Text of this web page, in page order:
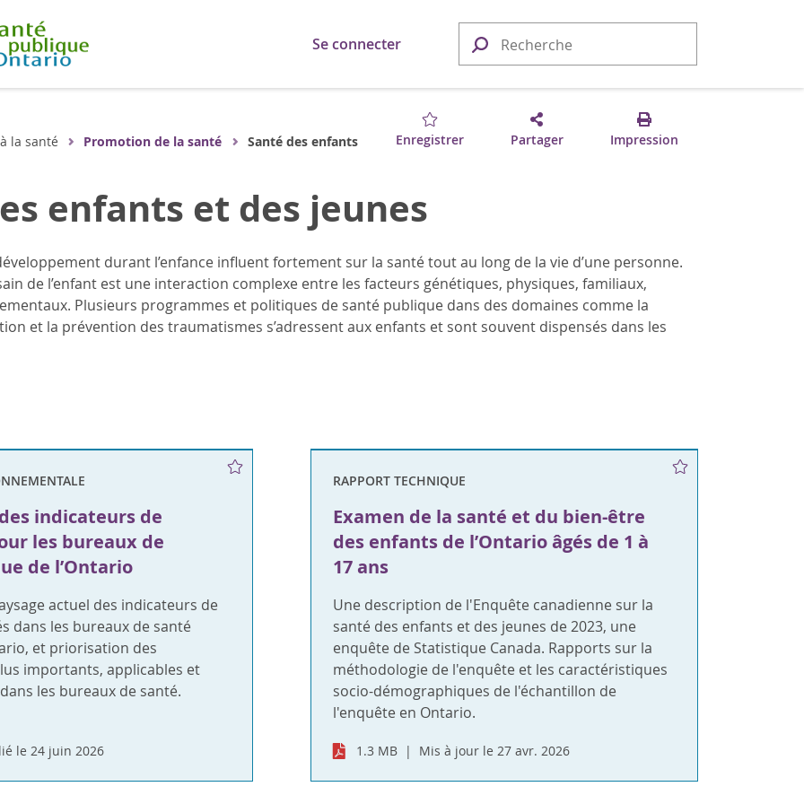
Se connecter
Enregistrer Partager Impression
la santé Promotion de la santé
Santé des enfants et des
enfants et des jeunes
durant l’enfance influent fortement sur la santé tout au long de la vie d’une personne.
de l’enfant est une interaction complexe entre les facteurs génétiques, physiques, familiaux,
Plusieurs programmes et politiques de santé publique dans des domaines comme la
et la prévention des traumatismes s’adressent aux enfants et sont souvent dispensés dans les
indicateurs de
les bureaux de
de l’Ontario
actuel des indicateurs de
dans les bureaux de santé
et priorisation des
importants, applicables et
les bureaux de santé.
le 24 juin 2026
RAPPORT TECHNIQUE
Examen de la santé et du bien-être
des enfants de l’Ontario âgés de 1 à
17 ans
Une description de l'Enquête canadienne sur la
santé des enfants et des jeunes de 2023, une
enquête de Statistique Canada. Rapports sur la
méthodologie de l'enquête et les caractéristiques
socio-démographiques de l'échantillon de
l'enquête en Ontario.
1.3 MB Mis à jour le 27 avr. 2026